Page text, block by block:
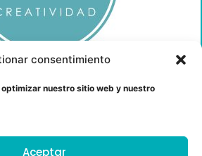
consentimiento
nuestro sitio web y nuestro
Aceptar